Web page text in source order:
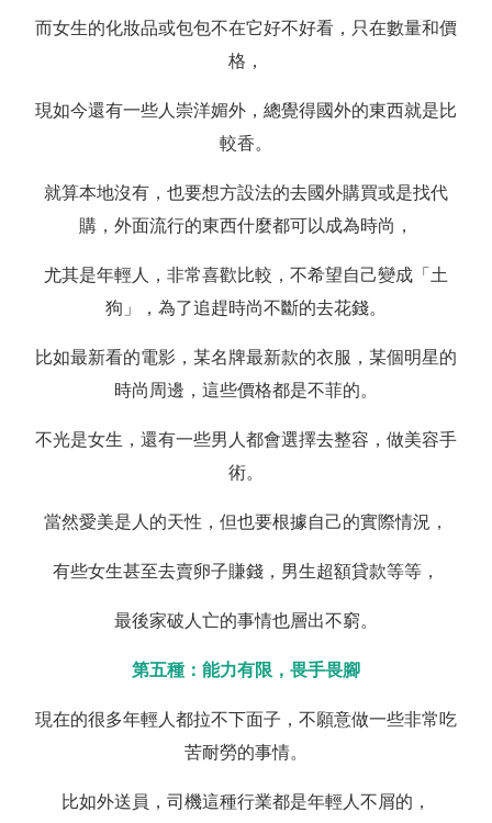
而女生的化妝品或包包不在它好不好看，只在數量和價
格，
現如今還有一些人崇洋媚外，總覺得國外的東西就是比
較香。
就算本地沒有，也要想方設法的去國外購買或是找代
購，外面流行的東西什麼都可以成為時尚，
尤其是年輕人，非常喜歡比較，不希望自己變成「土
狗」，為了追趕時尚不斷的去花錢。
比如最新看的電影，某名牌最新款的衣服，某個明星的
時尚周邊，這些價格都是不菲的。
不光是女生，還有一些男人都會選擇去整容，做美容手
術。
當然愛美是人的天性，但也要根據自己的實際情況，
有些女生甚至去賣卵子賺錢，男生超額貸款等等，
最後家破人亡的事情也層出不窮。
第五種：能力有限，畏手畏腳
現在的很多年輕人都拉不下面子，不願意做一些非常吃
苦耐勞的事情。
比如外送員，司機這種行業都是年輕人不屑的，